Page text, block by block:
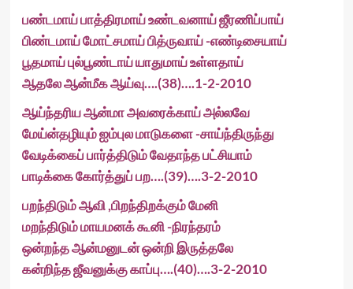
பண்டமாய் பாத்திரமாய் உண்டவனாய் ஜீரணிப்பாய்
பிண்டமாய் மோட்சமாய் பித்ருவாய் -எண்டிசையாய்
பூதமாய் புல்பூண்டாய் யாதுமாய் உள்ளதாய்
ஆதலே ஆன்மீக ஆய்வு….(38)….1-2-2010
ஆய்ந்தரிய ஆன்மா அவரைக்காய் அல்லவே
மேய்ன்தழியும் ஐம்புல மாடுகளை -சாய்ந்திருந்து
வேடிக்கைப் பார்த்திடும் வேதாந்த பட்சியாம்
பாடிக்கை கோர்த்துப் பற….(39)….3-2-2010
பறந்திடும் ஆவி ,பிறந்திறக்கும் மேனி
மறந்திடும் மாயமனக் கூனி -நிரந்தரம்
ஒன்றந்த ஆன்மனுடன் ஒன்றி இருத்தலே
கன்றிந்த ஜீவனுக்கு காப்பு….(40)….3-2-2010